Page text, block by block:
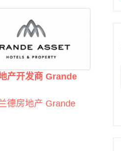
产开发商 Grande
德房地产 Grande